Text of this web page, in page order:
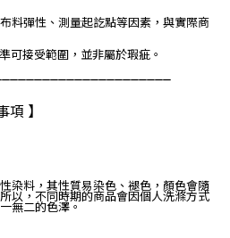
料彈性、測量起訖點等因素，與實際商
接受範圍，並非屬於瑕疵。
】
染料，其性質易染色、褪色，顏色會隨
以，不同時期的商品會因個人洗滌方式
無二的色澤。